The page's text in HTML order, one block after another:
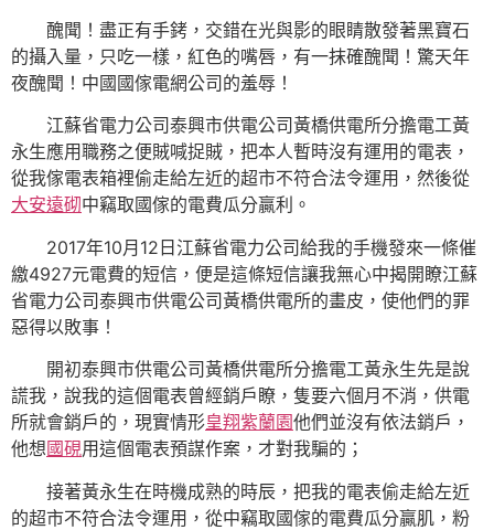
醜聞！盡正有手銬，交錯在光與影的眼睛散發著黑寶石
的攝入量，只吃一樣，紅色的嘴唇，有一抹確醜聞！驚天年
夜醜聞！中國國傢電網公司的羞辱！
江蘇省電力公司泰興市供電公司黃橋供電所分擔電工黃
永生應用職務之便賊喊捉賊，把本人暫時沒有運用的電表，
從我傢電表箱裡偷走給左近的超市不符合法令運用，然後從
大安遠砌中竊取國傢的電費瓜分贏利。
2017年10月12日江蘇省電力公司給我的手機發來一條催
繳4927元電費的短信，便是這條短信讓我無心中揭開瞭江蘇
省電力公司泰興市供電公司黃橋供電所的畫皮，使他們的罪
惡得以敗事！
開初泰興市供電公司黃橋供電所分擔電工黃永生先是說
謊我，說我的這個電表曾經銷戶瞭，隻要六個月不消，供電
所就會銷戶的，現實情形皇翔紫蘭園他們並沒有依法銷戶，
他想國硯用這個電表預謀作案，才對我騙的；
接著黃永生在時機成熟的時辰，把我的電表偷走給左近
的超市不符合法令運用，從中竊取國傢的電費瓜分贏肌，粉